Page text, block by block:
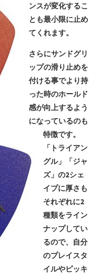
ンスが変化するこ
とも最小限に止め
てくれます。
さらにサンドグリ
ップの滑り止めを
付ける事でより持
った時のホールド
感が向上するよう
になっているのも
特徴です。
「トライアン
グル」「ジャ
ズ」の2シェ
イプに厚さも
それぞれに2
種類をライン
ナップしてい
るので、自分
のプレイスタ
イルやピッキ